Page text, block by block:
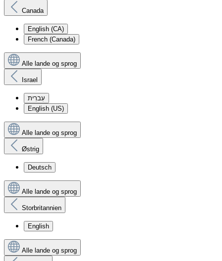
Canada
English (CA)
French (Canada)
Alle lande og sprog
Israel
עִברִית
English (US)
Alle lande og sprog
Østrig
Deutsch
Alle lande og sprog
Storbritannien
English
Alle lande og sprog